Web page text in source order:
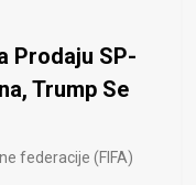
Prodaju SP-
Trump Se
federacije (FIFA)